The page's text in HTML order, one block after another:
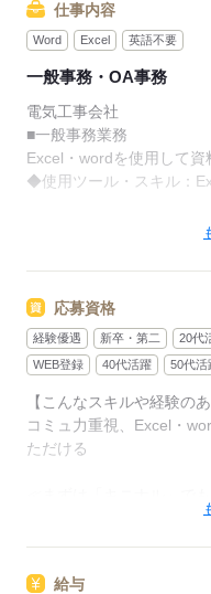
仕事内容
Word Excel 英語不要
一般事務・OA事務
電気工事会社
■一般事務業務
Excel・wordを使用して資
◆使用ツール・スキル：
【スタッフサービスで働
「本当はこんな仕事をや
「たくさんの仕事を経験
派遣は色んな働き方があ
だから自分らしく働きた
大手メーカーを中心とした
約1500社のお仕事の中から
応募資格
経験優遇 新卒・第二 20代
WEB登録
40代活躍 50代活
【こんなスキルや経験の
コミュ力重視、Excel・
ただける
少しでも興味をお持ちい
給与